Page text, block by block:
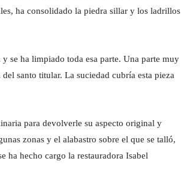
ha consolidado la piedra sillar y los ladrillos
se ha limpiado toda esa parte. Una parte muy
santo titular. La suciedad cubría esta pieza
para devolverle su aspecto original y
zonas y el alabastro sobre el que se talló,
ha hecho cargo la restauradora Isabel